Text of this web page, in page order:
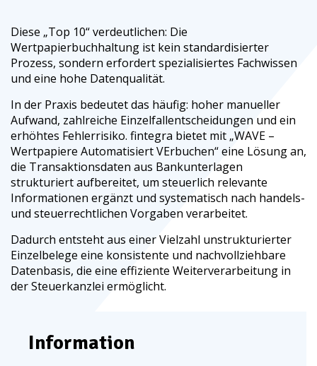
Diese „Top 10“ verdeutlichen: Die
Wertpapierbuchhaltung ist kein standardisierter
Prozess, sondern erfordert spezialisiertes Fachwissen
und eine hohe Datenqualität.
In der Praxis bedeutet das häufig: hoher manueller
Aufwand, zahlreiche Einzelfallentscheidungen und ein
erhöhtes Fehlerrisiko. fintegra bietet mit „WAVE –
Wertpapiere Automatisiert VErbuchen“ eine Lösung an,
die Transaktionsdaten aus Bankunterlagen
strukturiert aufbereitet, um steuerlich relevante
Informationen ergänzt und systematisch nach handels-
und steuerrechtlichen Vorgaben verarbeitet.
Dadurch entsteht aus einer Vielzahl unstrukturierter
Einzelbelege eine konsistente und nachvollziehbare
Datenbasis, die eine effiziente Weiterverarbeitung in
der Steuerkanzlei ermöglicht.
Information